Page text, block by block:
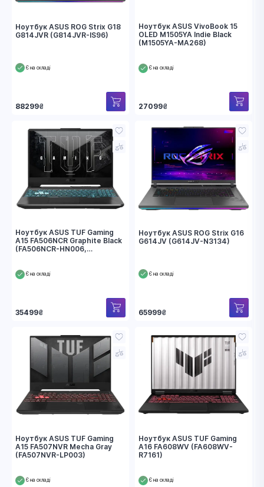
Ноутбук ASUS ROG Strix G18
G814JVR (G814JVR-IS96)
Є на складі
88299₴
Ноутбук ASUS VivoBook 15
OLED M1505YA Indie Black
(M1505YA-MA268)
Є на складі
27099₴
Ноутбук ASUS TUF Gaming
A15 FA506NCR Graphite Black
(FA506NCR-HN006,
Є на складі
35499₴
Ноутбук ASUS ROG Strix G16
G614JV (G614JV-N3134)
Є на складі
65999₴
Ноутбук ASUS TUF Gaming
A15 FA507NVR Mecha Gray
(FA507NVR-LP003)
Є на складі
Ноутбук ASUS TUF Gaming
A16 FA608WV (FA608WV-
R7161)
Є на складі